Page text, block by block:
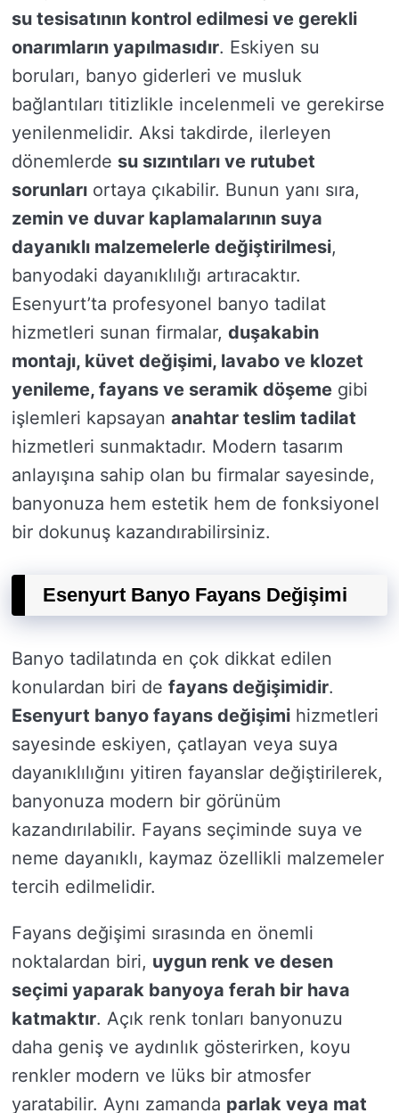
su tesisatının kontrol edilmesi ve gerekli
onarımların yapılmasıdır. Eskiyen su
boruları, banyo giderleri ve musluk
bağlantıları titizlikle incelenmeli ve gerekirse
yenilenmelidir. Aksi takdirde, ilerleyen
dönemlerde su sızıntıları ve rutubet
sorunları ortaya çıkabilir. Bunun yanı sıra,
zemin ve duvar kaplamalarının suya
dayanıklı malzemelerle değiştirilmesi,
banyodaki dayanıklılığı artıracaktır.
Esenyurt’ta profesyonel banyo tadilat
hizmetleri sunan firmalar, duşakabin
montajı, küvet değişimi, lavabo ve klozet
yenileme, fayans ve seramik döşeme gibi
işlemleri kapsayan anahtar teslim tadilat
hizmetleri sunmaktadır. Modern tasarım
anlayışına sahip olan bu firmalar sayesinde,
banyonuza hem estetik hem de fonksiyonel
bir dokunuş kazandırabilirsiniz.
Esenyurt Banyo Fayans Değişimi
Banyo tadilatında en çok dikkat edilen
konulardan biri de fayans değişimidir.
Esenyurt banyo fayans değişimi hizmetleri
sayesinde eskiyen, çatlayan veya suya
dayanıklılığını yitiren fayanslar değiştirilerek,
banyonuza modern bir görünüm
kazandırılabilir. Fayans seçiminde suya ve
neme dayanıklı, kaymaz özellikli malzemeler
tercih edilmelidir.
Fayans değişimi sırasında en önemli
noktalardan biri, uygun renk ve desen
seçimi yaparak banyoya ferah bir hava
katmaktır. Açık renk tonları banyonuzu
daha geniş ve aydınlık gösterirken, koyu
renkler modern ve lüks bir atmosfer
yaratabilir. Aynı zamanda parlak veya mat